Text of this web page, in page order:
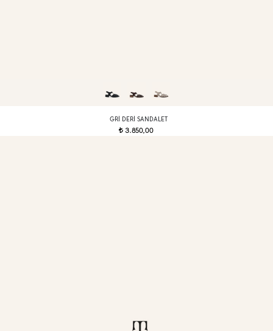
GRI DERI SANDALET
t3.850,00